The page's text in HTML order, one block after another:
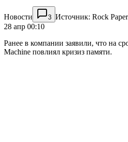
Новости 3 Источник: Rock
28 апр 00:10
Ранее в компании заявили, что на
Machine повлиял кризиз памяти.